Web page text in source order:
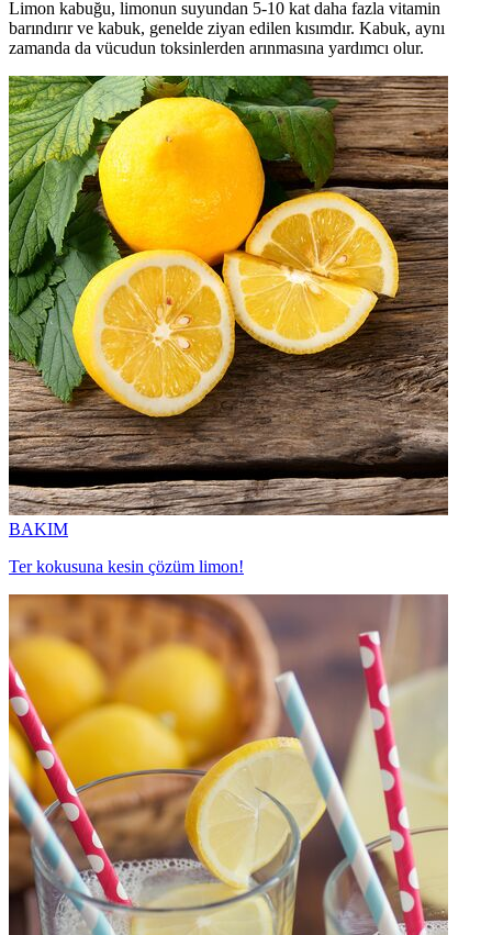
Limon kabuğu, limonun suyundan 5-10 kat daha fazla vitamin
barındırır ve kabuk, genelde ziyan edilen kısımdır. Kabuk, aynı
zamanda da vücudun toksinlerden arınmasına yardımcı olur.
BAKIM
Ter kokusuna kesin çözüm limon!